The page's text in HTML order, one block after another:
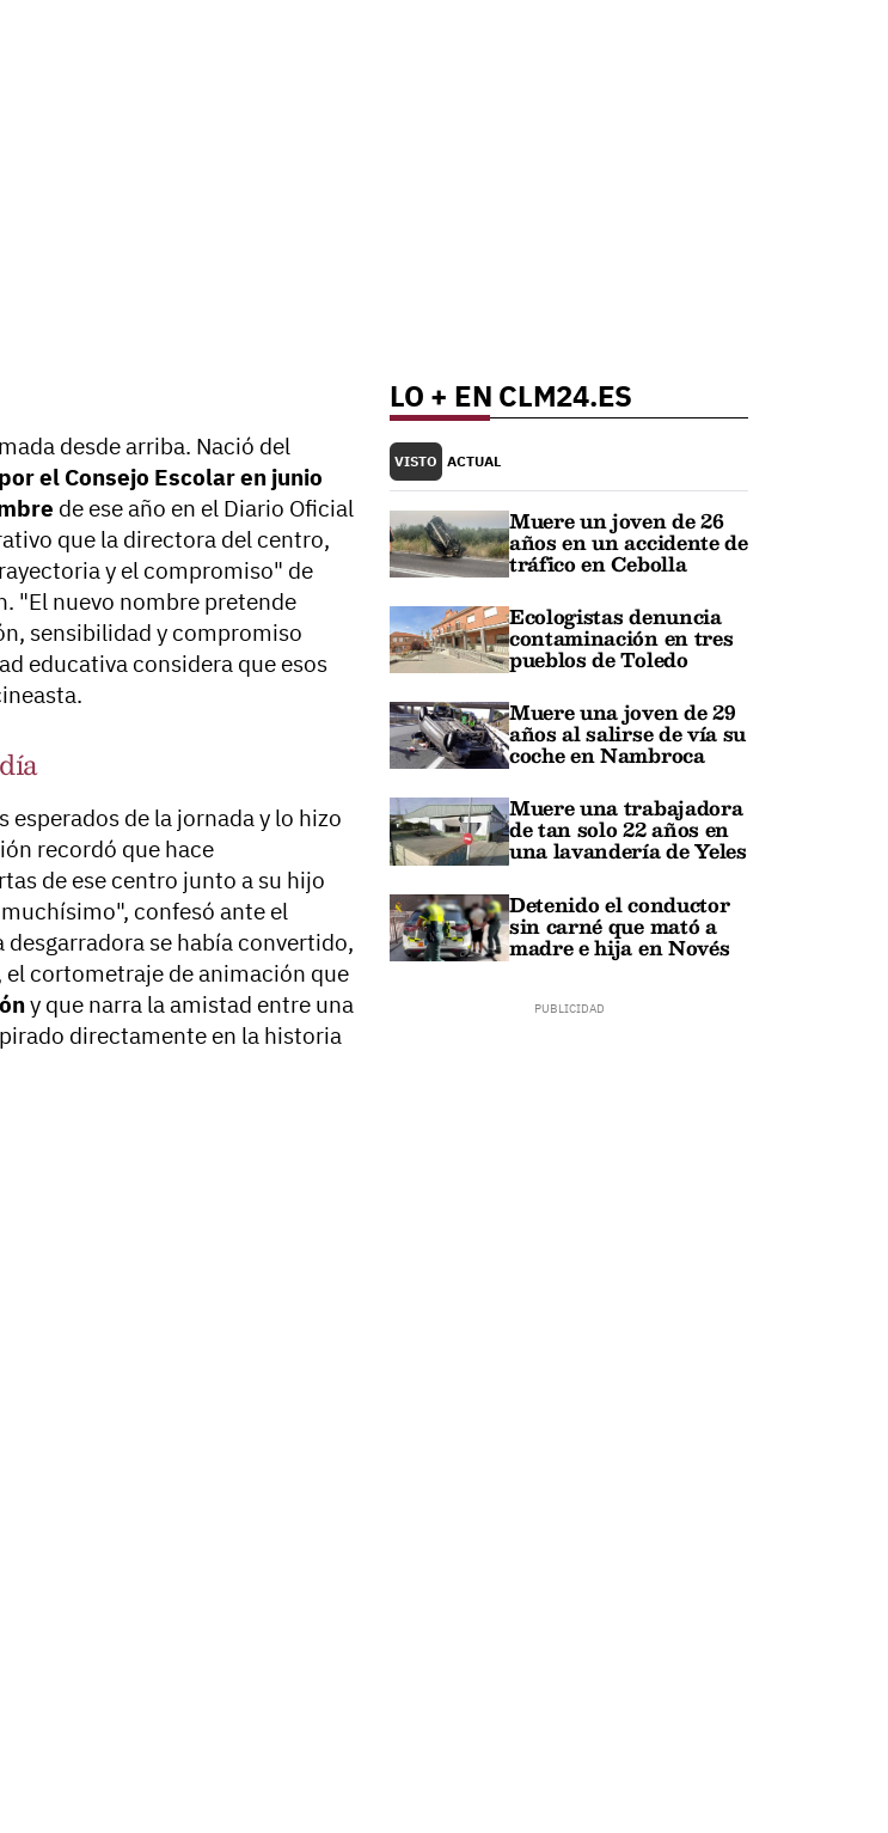
desde arriba. Nació del
el Consejo Escolar en junio
de ese año en el Diario Oficial
que la directora del centro,
y el compromiso" de
"El nuevo nombre pretende
sensibilidad y compromiso
educativa considera que esos
de la jornada y lo hizo
recordó que hace
de ese centro junto a su hijo
confesó ante el
se había convertido,
el cortometraje de animación que
y que narra la amistad entre una
directamente en la historia
LO + EN CLM24.ES
VISTO ACTUAL
Muere un joven de 26
años en un accidente de
tráfico en Cebolla
Ecologistas denuncia
contaminación en tres
pueblos de Toledo
Muere una joven de 29
años al salirse de vía su
coche en Nambroca
Muere una trabajadora
de tan solo 22 años en
una lavandería de Yeles
Detenido el conductor
sin carné que mató a
madre e hija en Novés